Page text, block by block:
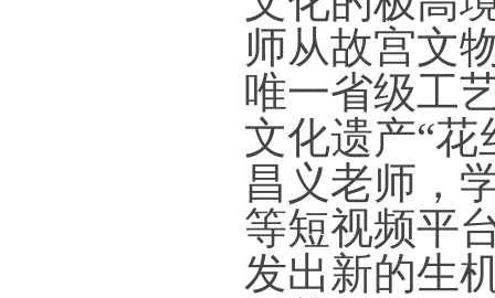
师从故宫文
唯一省级工
文化遗产“
昌义老师，
等短视频平
发出新的生